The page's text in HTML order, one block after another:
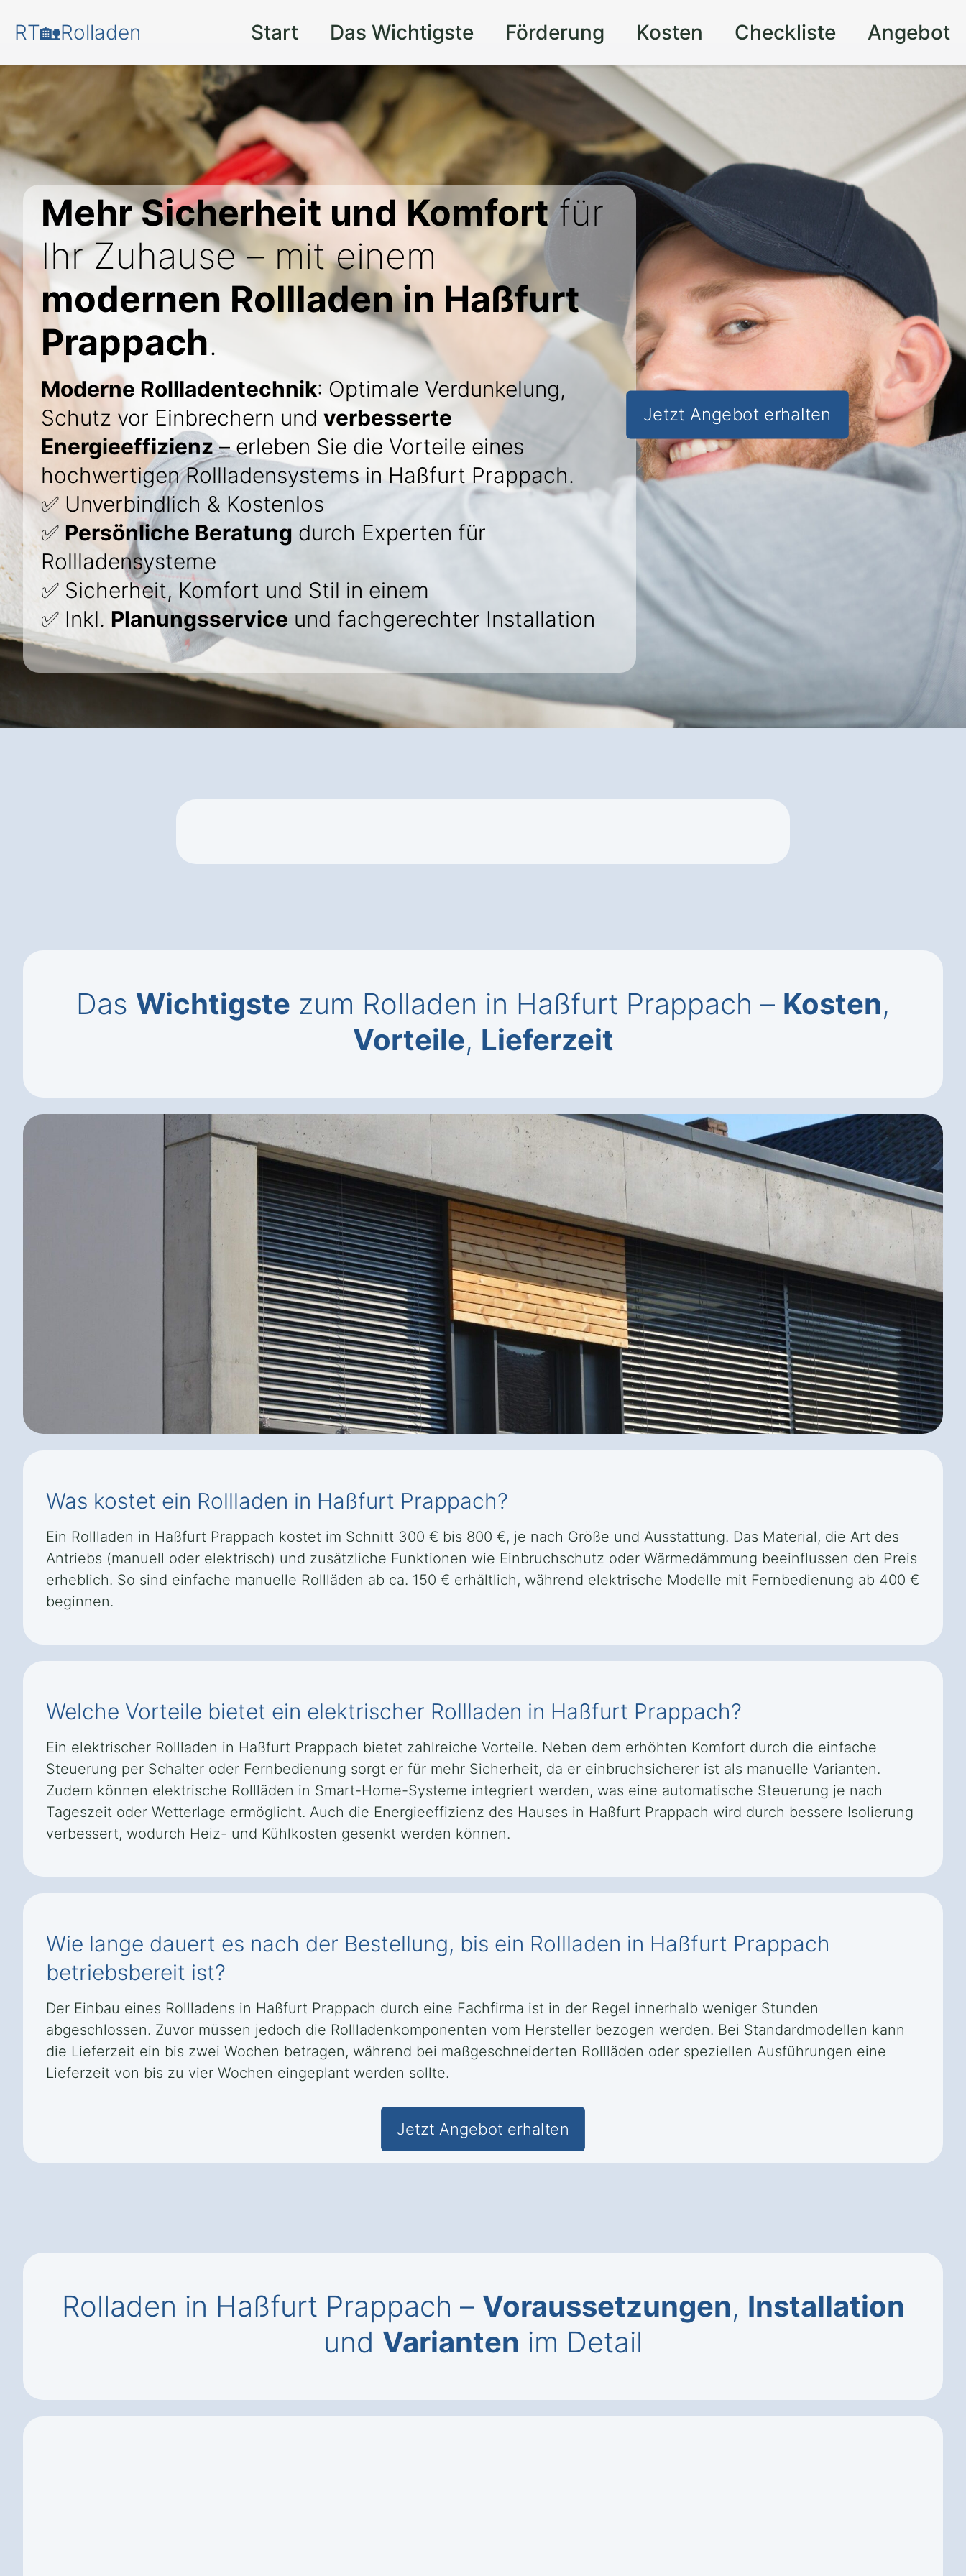
RT🏡Rolladen Start Das Wichtigste Förderung Kosten Checkliste Angebot
Mehr Sicherheit und Komfortfür
Ihr Zuhause – mit einem
modernen Rollladen in Haßfurt
Prappach.
Moderne Rollladentechnik: Optimale Verdunkelung,
Schutz vor Einbrechern und verbesserte
Energieeffizienz– erleben Sie die Vorteile eines
hochwertigen Rollladensystems in Haßfurt Prappach.
✅ Unverbindlich & Kostenlos
✅ Persönliche Beratung durch Experten für
Rollladensysteme
✅ Sicherheit, Komfort und Stil in einem
✅ Inkl. Planungsservice und fachgerechter Installation
Jetzt Angebot erhalten
Das Wichtigste zum Rolladen in Haßfurt Prappach – Kosten,
Vorteile, Lieferzeit
Was kostet ein Rollladen in Haßfurt Prappach?
Ein Rollladen in Haßfurt Prappach kostet im Schnitt 300 € bis 800 €, je nach Größe und Ausstattung. Das Material, die Art des
Antriebs (manuell oder elektrisch) und zusätzliche Funktionen wie Einbruchschutz oder Wärmedämmung beeinflussen den Preis
erheblich. So sind einfache manuelle Rollläden ab ca. 150 € erhältlich, während elektrische Modelle mit Fernbedienung ab 400 €
beginnen.
Welche Vorteile bietet ein elektrischer Rollladen in Haßfurt Prappach?
Ein elektrischer Rollladen in Haßfurt Prappach bietet zahlreiche Vorteile. Neben dem erhöhten Komfort durch die einfache
Steuerung per Schalter oder Fernbedienung sorgt er für mehr Sicherheit, da er einbruchsicherer ist als manuelle Varianten.
Zudem können elektrische Rollläden in Smart-Home-Systeme integriert werden, was eine automatische Steuerung je nach
Tageszeit oder Wetterlage ermöglicht. Auch die Energieeffizienz des Hauses in Haßfurt Prappach wird durch bessere Isolierung
verbessert, wodurch Heiz- und Kühlkosten gesenkt werden können.
Wie lange dauert es nach der Bestellung, bis ein Rollladen in Haßfurt Prappach
betriebsbereit ist?
Der Einbau eines Rollladens in Haßfurt Prappach durch eine Fachfirma ist in der Regel innerhalb weniger Stunden
abgeschlossen. Zuvor müssen jedoch die Rollladenkomponenten vom Hersteller bezogen werden. Bei Standardmodellen kann
die Lieferzeit ein bis zwei Wochen betragen, während bei maßgeschneiderten Rollläden oder speziellen Ausführungen eine
Lieferzeit von bis zu vier Wochen eingeplant werden sollte.
Jetzt Angebot erhalten
Rolladen in Haßfurt Prappach – Voraussetzungen, Installation
und Varianten im Detail